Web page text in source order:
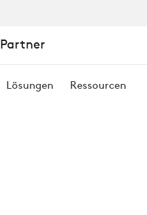
Partner
Lösungen Ressourcen